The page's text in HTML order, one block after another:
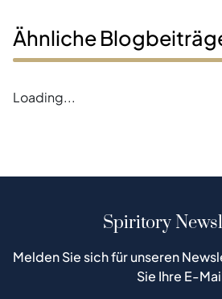
Ähnliche
Loading...
Spiritory
Melden Sie sich für unseren
Sie Ihre E-